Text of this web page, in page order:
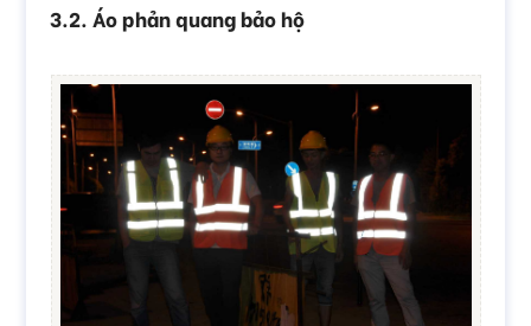
3.2. Áo phản quang bảo hộ